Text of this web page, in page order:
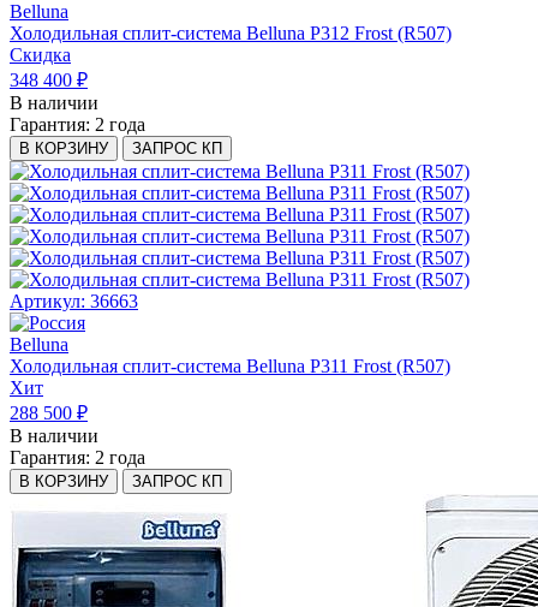
Belluna
Холодильная сплит-система Belluna P312 Frost (R507)
Скидка
348 400 ₽
В наличии
Гарантия: 2 года
В КОРЗИНУ ЗАПРОС КП
Артикул: 36663
Belluna
Холодильная сплит-система Belluna P311 Frost (R507)
Хит
288 500 ₽
В наличии
Гарантия: 2 года
В КОРЗИНУ ЗАПРОС КП